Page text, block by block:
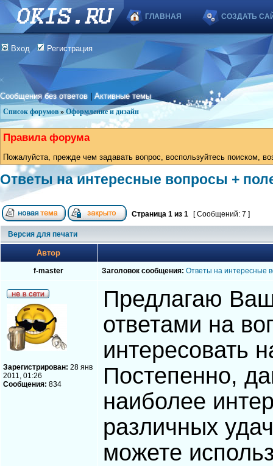
ГЛАВНАЯ СОЗДАТЬ
Вход Регистрация
Сообщения без ответов |Активные темы
Список форумов » Оформление и дизайн
Правила форума
Пожалуйста, прежде чем задавать вопрос, воспользуйтесь поиском,
Ответы на интересные вопросы +
Страница 1 из 1 [ Сообщений: 7 ]
Версия для печати
Автор
f-master Заголовок сообщения: Ответы на интересные
Зарегистрирован: 28 янв
2011, 01:26
Сообщения: 834
Предлагаю
ответами на
интересовать
Постепенно,
наиболее
различных
можете